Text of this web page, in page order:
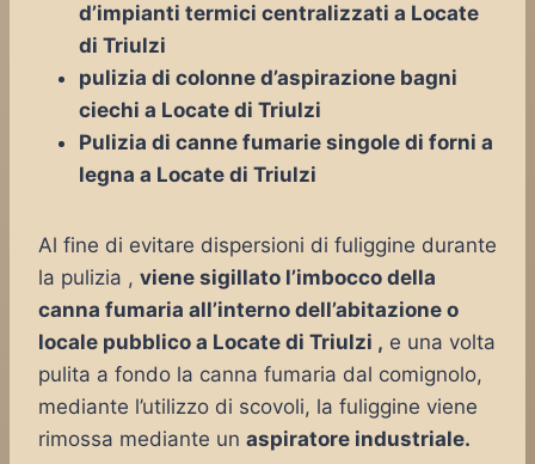
d’impianti termici centralizzati a Locate
di Triulzi
pulizia di colonne d’aspirazione bagni
ciechi a Locate di Triulzi
Pulizia di canne fumarie singole di forni a
legna a Locate di Triulzi
Al fine di evitare dispersioni di fuliggine durante
la pulizia , viene sigillato l’imbocco della
canna fumaria all’interno dell’abitazione o
locale pubblico a Locate di Triulzi , e una volta
pulita a fondo la canna fumaria dal comignolo,
mediante l’utilizzo di scovoli, la fuliggine viene
rimossa mediante un aspiratore industriale.